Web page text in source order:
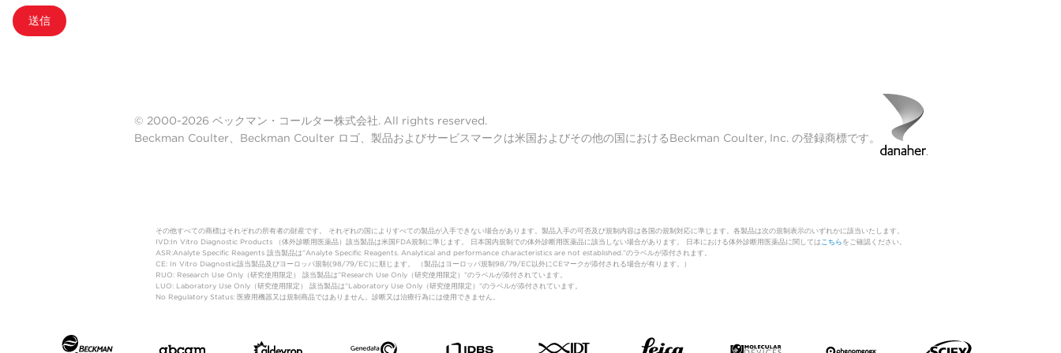
送信
© 2000-2026 ベックマン・コールター株式会社. All rights reserved.
Beckman Coulter、Beckman Coulter ロゴ、製品およびサービスマークは米国およびその他の国におけるBeckman Coulter, Inc. の登録商標です。
その他すべての商標はそれぞれの所有者の財産です。 それぞれの国によりすべての製品が入手できない場合があります。製品入手の可否及び規制内容は各国の規制対応に準じます。各製品は次の規制表示のいずれかに該当いたします。
IVD:In Vitro Diagnostic Products （体外診断用医薬品）該当製品は米国FDA規制に準じます。 日本国内規制での体外診断用医薬品に該当しない場合があります。 日本における体外診断用医薬品に関しては こちらをご確認ください。
ASR:Analyte Specific Reagents 該当製品は”Analyte Specific Reagents. Analytical and performance characteristics are not established.”のラベルが添付されます。
CE: In Vitro Diagnostic該当製品及びヨーロッパ規制(98/79/EC)に順じます。 （製品はヨーロッパ規制98/79/EC以外にCEマークが添付される場合が有ります。）
RUO: Research Use Only（研究使用限定） 該当製品は”Research Use Only（研究使用限定）”のラベルが添付されています。
LUO: Laboratory Use Only（研究使用限定） 該当製品は”Laboratory Use Only（研究使用限定）”のラベルが添付されています。
No Regulatory Status: 医療用機器又は規制商品ではありません。診断又は治療行為には使用できません。